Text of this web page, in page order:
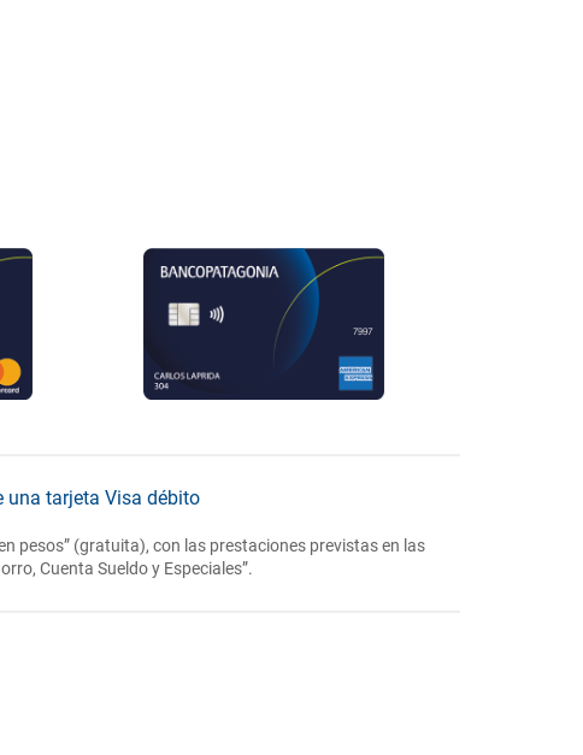
una tarjeta Visa débito
pesos” (gratuita), con las prestaciones previstas en las
Cuenta Sueldo y Especiales”.